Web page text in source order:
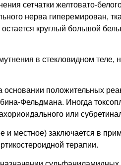
сетчатки желтовато-
нерва гиперемирован,
круглый большой
в стекловидном теле,
основании положительных
Фельдмана. Иногда
или
местное) заключается в
терапии.